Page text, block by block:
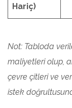
Hariç)
Not: Tabloda
maliyetleri olup,
çevre çitleri ve
istek